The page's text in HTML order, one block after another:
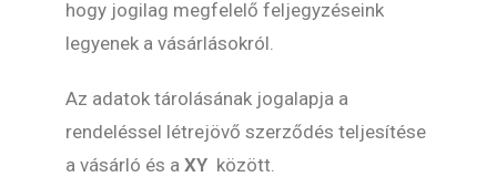
hogy jogilag megfelelő feljegyzéseink
legyenek a vásárlásokról.
Az adatok tárolásának jogalapja a
rendeléssel létrejövő szerződés teljesítése
a vásárló és aXY között.